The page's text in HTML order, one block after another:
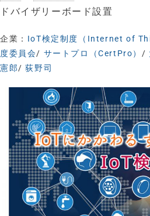
ドバイザリーボード設置
企業： IoT検定制度（Internet of
度委員会/ サートプロ（CertPro）/
憲郎/荻野司